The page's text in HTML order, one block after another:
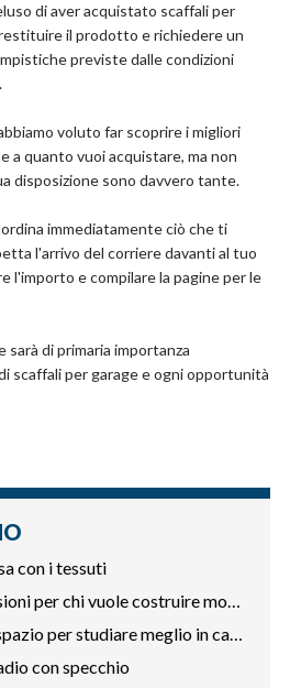
di aver acquistato scaffali per
il prodotto e richiedere un
previste dalle condizioni
voluto far scoprire i migliori
a quanto vuoi acquistare, ma non
disposizione sono davvero tante.
immediatamente ciò che ti
l'arrivo del corriere davanti al tuo
l'importo e compilare la pagine per le
sarà di primaria importanza
scaffali per garage e ogni opportunità
con i tessuti
Le migliori professioni per chi vuole costruire mobili
Come creare uno spazio per studiare meglio in casa
con specchio